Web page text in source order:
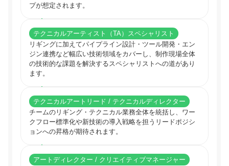
プが想定されます。
テクニカルアーティスト（TA）スペシャリスト
リギングに加えてパイプライン設計・ツール開発・エン
ジン連携など幅広い技術領域をカバーし、制作現場全体
の技術的な課題を解決するスペシャリストへの道があり
ます。
テクニカルアートリード / テクニカルディレクター
チームのリギング・テクニカル業務全体を統括し、ワー
クフロー標準化や新技術の導入戦略を担うリードポジシ
ョンへの昇格が期待されます。
アートディレクター / クリエイティブマネージャー